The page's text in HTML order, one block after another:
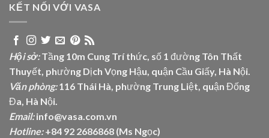
KẾT NỐI VỚI VASA
Hội sở:Tầng 10m Cung Trí thức, số 1 đường Tôn Thất
Thuyết, phường Dịch Vọng Hậu, quận Cầu Giấy, Hà Nội.
Văn phòng:116 Thái Hà, phường Trung Liệt, quận Đống
Đa, Hà Nội.
Email:info@vasa.com.vn
Hotline:+84 92 2686868 (Ms Ngọc)